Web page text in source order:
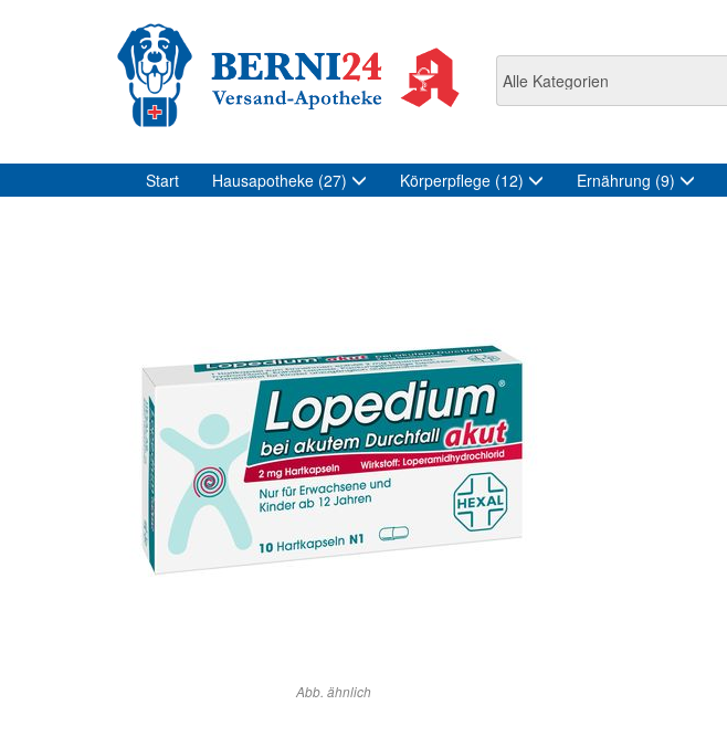
Start Hausapotheke (27) Körperpflege (12) Ernährung (9)
Abb. ähnlich